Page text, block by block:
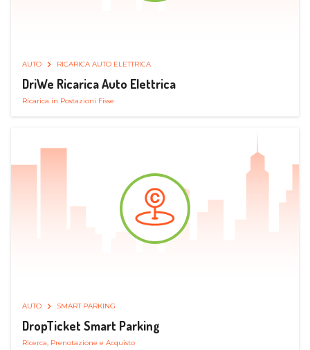
AUTO RICARICA AUTO ELETTRICA
DriWe Ricarica Auto Elettrica
Ricarica in Postazioni Fisse
AUTO SMART PARKING
DropTicket Smart Parking
Ricerca, Prenotazione e Acquisto